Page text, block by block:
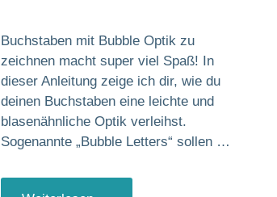
Buchstaben mit Bubble Optik zu
zeichnen macht super viel Spaß! In
dieser Anleitung zeige ich dir, wie du
deinen Buchstaben eine leichte und
blasenähnliche Optik verleihst.
Sogenannte „Bubble Letters“ sollen …